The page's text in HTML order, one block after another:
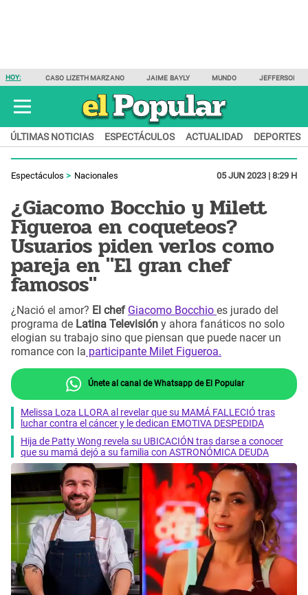
HOY: CASO LIZETH MARZANO JAIME BAYLY MUNDO JEFFERSON
ÚLTIMAS NOTICIAS ESPECTÁCULOS ACTUALIDAD DEPORTES
Espectáculos Nacionales 05 JUN 2023 | 8:29 H
¿Giacomo Bocchio y Milett
Figueroa en coqueteos?
Usuarios piden verlos como
pareja en "El gran chef
famosos"
¿Nació el amor? El chef Giacomo Bocchio es jurado del
programa de Latina Televisión y ahora fanáticos no solo
elogian su trabajo sino que piensan que puede nacer un
romance con la participante Milet Figueroa.
Únete al canal de Whatsapp de El Popular
Melissa Loza LLORA al revelar que su MAMÁ FALLECIÓ tras
luchar contra el cáncer y le dedican EMOTIVA DESPEDIDA
Hija de Patty Wong revela su UBICACIÓN tras darse a conocer
que su mamá dejó a su familia con ASTRONÓMICA DEUDA